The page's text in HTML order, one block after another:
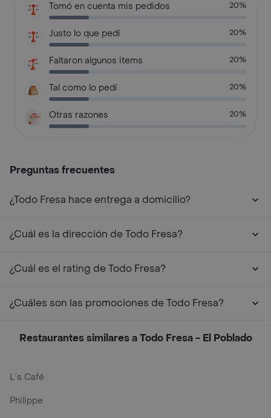
Tomó en cuenta mis pedidos 20%
Justo lo que pedí 20%
Faltaron algunos items 20%
Tal como lo pedí 20%
Otras razones 20%
Preguntas frecuentes
¿Todo Fresa hace entrega a domicilio?
¿Cuál es la dirección de Todo Fresa?
¿Cuál es el rating de Todo Fresa?
¿Cuáles son las promociones de Todo Fresa?
Restaurantes similares a Todo Fresa - El Poblado
L´s Café
Philippe